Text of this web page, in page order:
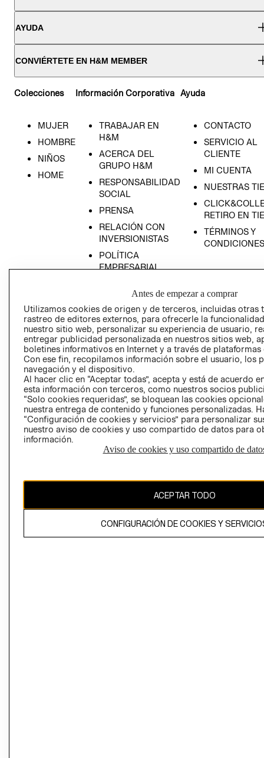
AYUDA
CONVIÉRTETE EN H&M MEMBER
Colecciones
MUJER
HOMBRE
NIÑOS
HOME
Información Corporativa
TRABAJAR EN
H&M
ACERCA DEL
GRUPO H&M
RESPONSABILIDAD
SOCIAL
PRENSA
RELACIÓN CON
INVERSIONISTAS
POLÍTICA
EMPRESARIAL
Ayuda
CONTACTO
SERVICIO AL
CLIENTE
MI CUENTA
NUESTRAS
RETIRO EN
TÉRMINOS Y
CONDICIONES
AVISO DE
PRIVACIDAD
GIFT CARD
El contenido de esta página web está protegido por copyright y es
Antes de empezar a comprar
Utilizamos cookies de origen y de terceros, incluidas otras
rastreo de editores externos, para ofrecerle la
nuestro sitio web, personalizar su experiencia de usuario,
entregar publicidad personalizada en nuestros sitios web,
boletines informativos en Internet y a través de plataformas
Con ese fin, recopilamos información sobre el usuario, los
navegación y el dispositivo.
Al hacer clic en “Aceptar todas”, acepta y está de acuerdo
esta información con terceros, como nuestros socios
“Solo cookies requeridas”, se bloquean las cookies
nuestra entrega de contenido y funciones personalizadas.
“Configuración de cookies y servicios” para personalizar
nuestro aviso de cookies y uso compartido de datos para
información.
Aviso de cookies y uso compartido de
ACEPTAR TODO
CONFIGURACIÓN DE COOKIES Y